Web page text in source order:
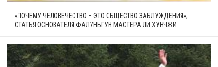
«ПОЧЕМУ ЧЕЛОВЕЧЕСТВО – ЭТО ОБЩЕСТВО ЗАБЛУЖДЕНИЯ»,
СТАТЬЯ ОСНОВАТЕЛЯ ФАЛУНЬГУН МАСТЕРА ЛИ ХУНЧЖИ